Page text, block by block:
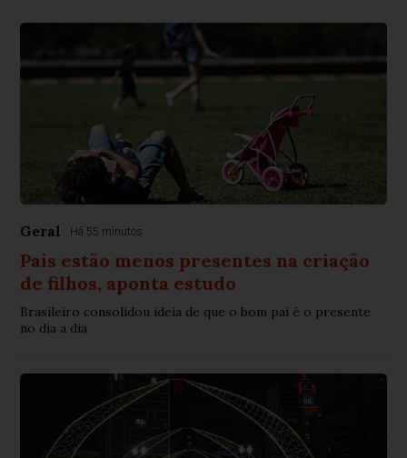
Geral Há 55 minutos
Pais estão menos presentes na criação
de filhos, aponta estudo
Brasileiro consolidou ideia de que o bom pai é o presente
no dia a dia